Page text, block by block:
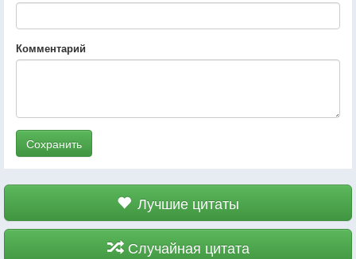
Комментарий
Сохранить
Лучшие цитаты
Случайная цитата